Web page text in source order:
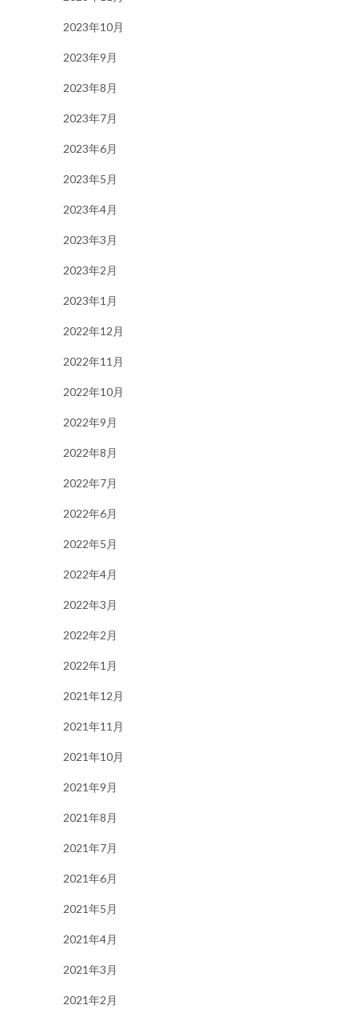
2023年10月
2023年9月
2023年8月
2023年7月
2023年6月
2023年5月
2023年4月
2023年3月
2023年2月
2023年1月
2022年12月
2022年11月
2022年10月
2022年9月
2022年8月
2022年7月
2022年6月
2022年5月
2022年4月
2022年3月
2022年2月
2022年1月
2021年12月
2021年11月
2021年10月
2021年9月
2021年8月
2021年7月
2021年6月
2021年5月
2021年4月
2021年3月
2021年2月